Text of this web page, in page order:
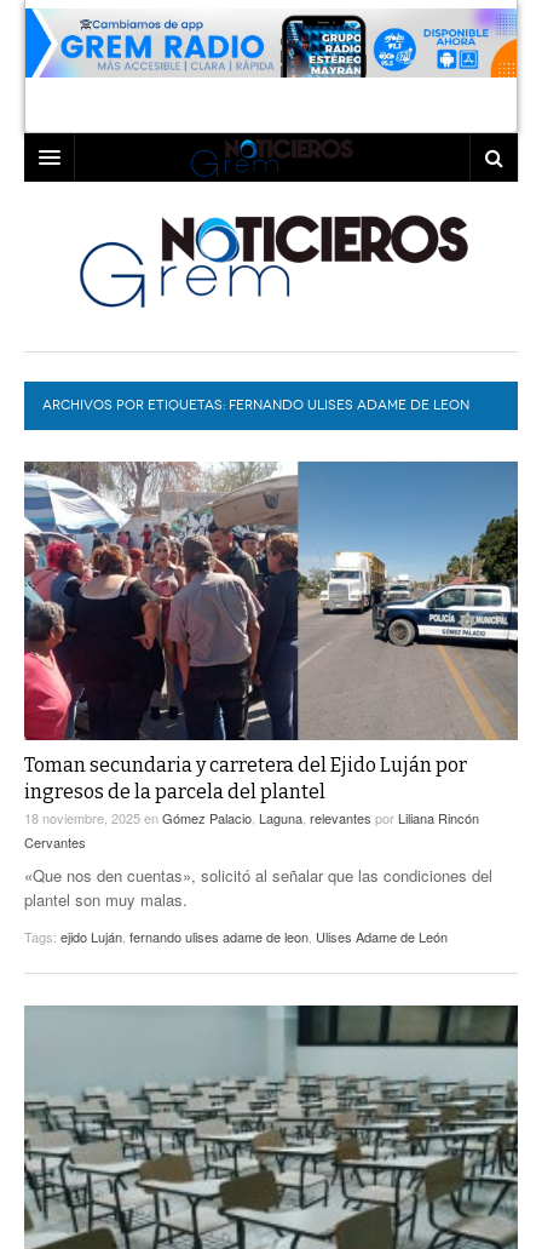
LAGUNA
TORREÓN
GÓMEZ PALACIO
LERDO
COAHUILA
DURANGO
DEPORTES
EXA
EL EXACTO
EXA INFORMA
GLOBO
CONTEXTOS
TRAYECTO LAGUNA
A MEDIA MAÑANA
A TODA LEY
ENTRE LAGUNEROS
DIÁLOGOS CON LA HISTORIA
TWEETS AND BEATS
LA MEJOR 97.1 ESTÉREO GALLITO
ACTUALIDADES GREM
PULSO
COLABORADORES
PC29
ACTUALIDADES GREM
ARCHIVOS POR ETIQUETAS: FERNANDO ULISES ADAME DE LEON
Toman secundaria y carretera del Ejido Luján por
ingresos de la parcela del plantel
18 noviembre, 2025enGómez Palacio Laguna relevantes por Liliana Rincón
Cervantes
«Que nos den cuentas», solicitó al señalar que las condiciones del
plantel son muy malas.
Tags: ejido Luján fernando ulises adame de leon Ulises Adame de León